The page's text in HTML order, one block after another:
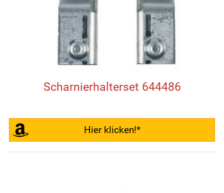
Scharnierhalterset 644486
Hier klicken!*